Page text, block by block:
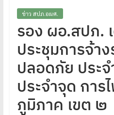
ทหารผ่านศึก
ไทยข่าว สปภ.อผศ.
รอง ผอ.สปภ.
ประชุมการจ้า
ปลอดภัย ประ
ประจำจุด การ
ภูมิภาค เขต ๒